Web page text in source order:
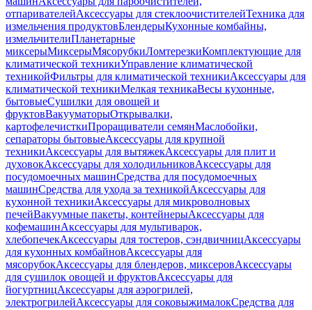
отпаривателейАксессуары для стеклоочистителейТехника для
измельчения продуктовБлендерыКухонные комбайны,
измельчителиПланетарные
миксерыМиксерыМясорубкиЛомтерезкиКомплектующие для
климатической техникиУправление климатической
техникойФильтры для климатической техникиАксессуары для
климатической техникиМелкая техникаВесы кухонные,
бытовыеСушилки для овощей и
фруктовВакууматорыОткрывалки,
картофелечисткиПроращиватели семянМаслобойки,
сепараторы бытовыеАксессуары для крупной
техникиАксессуары для вытяжекАксессуары для плит и
духовокАксессуары для холодильниковАксессуары для
посудомоечных машинСредства для посудомоечных
машинСредства для ухода за техникойАксессуары для
кухонной техникиАксессуары для микроволновых
печейВакуумные пакеты, контейнерыАксессуары для
кофемашинАксессуары для мультиварок,
хлебопечекАксессуары для тостеров, сэндвичницАксессуары
для кухонных комбайновАксессуары для
мясорубокАксессуары для блендеров, миксеровАксессуары
для сушилок овощей и фруктовАксессуары для
йогуртницАксессуары для аэрогрилей,
электрогрилейАксессуары для соковыжималокСредства для